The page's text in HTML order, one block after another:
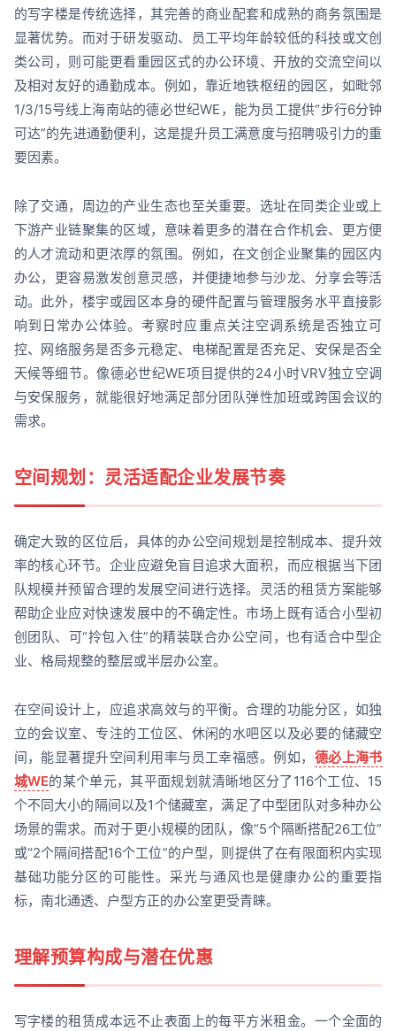
的写字楼是传统选择，其完善的商业配套和成熟的商务氛围是
显著优势。而对于研发驱动、员工平均年龄较低的科技或文创
类公司，则可能更看重园区式的办公环境、开放的交流空间以
及相对友好的通勤成本。例如，靠近地铁枢纽的园区，如毗邻
1/3/15号线上海南站的德必世纪WE，能为员工提供“步行6分钟
可达”的先进通勤便利，这是提升员工满意度与招聘吸引力的重
要因素。
除了交通，周边的产业生态也至关重要。选址在同类企业或上
下游产业链聚集的区域，意味着更多的潜在合作机会、更方便
的人才流动和更浓厚的氛围。例如，在文创企业聚集的园区内
办公，更容易激发创意灵感，并便捷地参与沙龙、分享会等活
动。此外，楼宇或园区本身的硬件配置与管理服务水平直接影
响到日常办公体验。考察时应重点关注空调系统是否独立可
控、网络服务是否多元稳定、电梯配置是否充足、安保是否全
天候等细节。像德必世纪WE项目提供的24小时VRV独立空调
与安保服务，就能很好地满足部分团队弹性加班或跨国会议的
需求。
空间规划：灵活适配企业发展节奏
确定大致的区位后，具体的办公空间规划是控制成本、提升效
率的核心环节。企业应避免盲目追求大面积，而应根据当下团
队规模并预留合理的发展空间进行选择。灵活的租赁方案能够
帮助企业应对快速发展中的不确定性。市场上既有适合小型初
创团队、可“拎包入住”的精装联合办公空间，也有适合中型企
业、格局规整的整层或半层办公室。
在空间设计上，应追求高效与的平衡。合理的功能分区，如独
立的会议室、专注的工位区、休闲的水吧区以及必要的储藏空
间，能显著提升空间利用率与员工幸福感。例如， 德必上海书
城WE的某个单元，其平面规划就清晰地区分了116个工位、15
个不同大小的隔间以及1个储藏室，满足了中型团队对多种办公
场景的需求。而对于更小规模的团队，像“5个隔断搭配26工位”
或“2个隔间搭配16个工位”的户型，则提供了在有限面积内实现
基础功能分区的可能性。采光与通风也是健康办公的重要指
标，南北通透、户型方正的办公室更受青睐。
理解预算构成与潜在优惠
写字楼的租赁成本远不止表面上的每平方米租金。一个全面的